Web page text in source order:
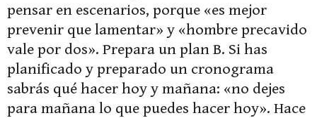
pensar en escenarios, porque «es mejor
prevenir que lamentar» y «hombre precavido
vale por dos». Prepara un plan B. Si has
planificado y preparado un cronograma
sabrás qué hacer hoy y mañana: «no dejes
para mañana lo que puedes hacer hoy». Hace